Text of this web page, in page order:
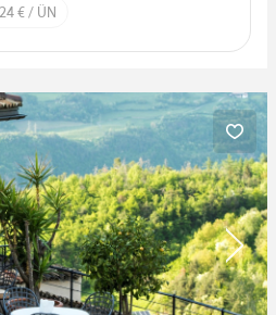
€ / ÜN